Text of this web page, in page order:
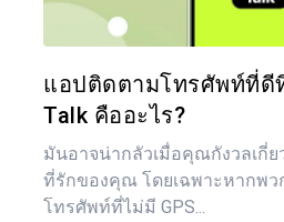
แอปติดตามโทรศัพท์ที่ดี
Talk คืออะไร?
มันอาจน่ากลัวเมื่อคุณกังวลเกี่
ที่รักของคุณ โดยเฉพาะหากพวก
โทรศัพท์ที่ไม่มี GPS...